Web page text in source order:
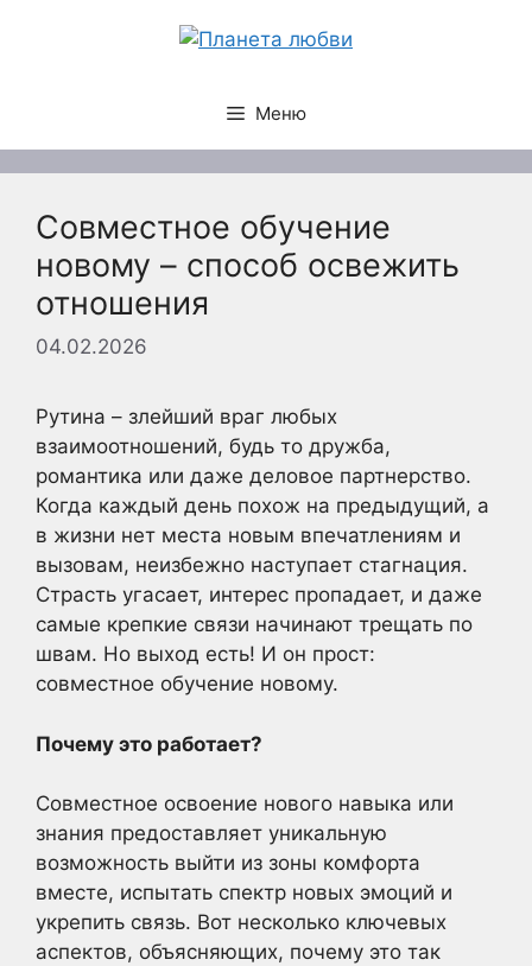
Меню
Совместное обучение
новому – способ освежить
отношения
04.02.2026
Рутина – злейший враг любых
взаимоотношений, будь то дружба,
романтика или даже деловое партнерство.
Когда каждый день похож на предыдущий, а
в жизни нет места новым впечатлениям и
вызовам, неизбежно наступает стагнация.
Страсть угасает, интерес пропадает, и даже
самые крепкие связи начинают трещать по
швам. Но выход есть! И он прост:
совместное обучение новому.
Почему это работает?
Совместное освоение нового навыка или
знания предоставляет уникальную
возможность выйти из зоны комфорта
вместе, испытать спектр новых эмоций и
укрепить связь. Вот несколько ключевых
аспектов, объясняющих, почему это так